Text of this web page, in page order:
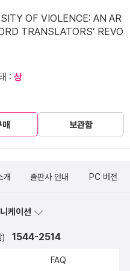
OF VIOLENCE: AN AR
TRANSLATORS’ REVO
: 상
보관함
개 출판사 안내 PC 버전
케이션
) 1544-2514
FAQ